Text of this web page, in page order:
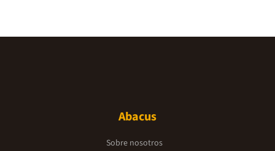
Abacus
Sobre nosotros